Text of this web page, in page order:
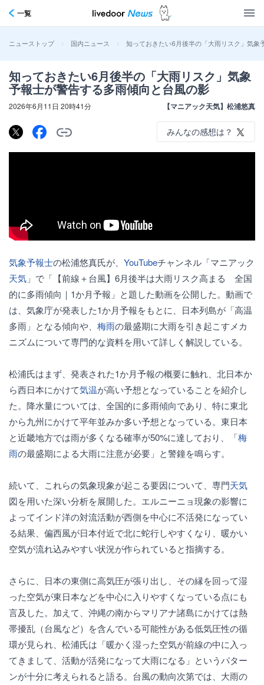
一覧
ニューストップ > 国内ニュース > 知っておきたい6月後半の「大雨リスク」気象
知っておきたい6月後半の「大雨リスク」気象
予報士が警告する多雨傾向と台風の影
2026年6月11日 20時41分 【マニアック天気】松浦悠真
みんなの感想は？
気象予報士の松浦悠真氏が、 YouTubeチャンネル「マニアック
天気 」で「【前線＋台風】6月後半は大雨リスク高まる 全国
的に多雨傾向｜1か月予報」と題した動画を公開した。動画で
は、気象庁が発表した1か月予報をもとに、日本列島が「高温
多雨」となる傾向や、 梅雨の最盛期に大雨を引き起こすメカ
ニズムについて専門的な資料を用いて詳しく解説している。
松浦氏はまず、発表された1か月予報の概要に触れ、北日本か
ら西日本にかけて気温が高い予想となっていることを紹介し
た。降水量については、全国的に多雨傾向であり、特に東北
から九州にかけて平年並みか多い予想となっている。東日本
と近畿地方では雨が多くなる確率が50%に達しており、「梅
雨の最盛期による大雨に注意が必要」と警鐘を鳴らす。
続いて、これらの気象現象が起こる要因について、専門天気
図を用いた深い分析を展開した。エルニーニョ現象の影響に
よってインド洋の対流活動が西側を中心に不活発になってい
る結果、偏西風が日本付近で北に蛇行しやすくなり、暖かい
空気が流れ込みやすい状況が作られていると指摘する。
さらに、日本の東側に高気圧が張り出し、その縁を回って湿
った空気が東日本などを中心に入りやすくなっている点にも
言及した。加えて、沖縄の南からマリアナ諸島にかけては熱
帯擾乱（台風など）を含んでいる可能性がある低気圧性の循
環が見られ、松浦氏は「暖かく湿った空気が前線の中に入っ
てきまして、活動が活発になって大雨になる」というパター
ンが十分に考えられると語る。台風の動向次第では、大雨の